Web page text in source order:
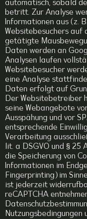
automatisch, sobald
betritt. Zur Analyse
Informationen aus (z.
Websitebesuchers auf
getätigte
Daten werden an
Analysen laufen
Websitebesucher
eine Analyse
Daten erfolgt auf
Der Websitebetreiber
seine Webangebote
Ausspähung und vor
entsprechende
Verarbeitung
lit. a DSGVO und § 25
die Speicherung von
Informationen im
Fingerprinting) im
ist jederzeit
reCAPTCHA
Nutzungsbedingungen